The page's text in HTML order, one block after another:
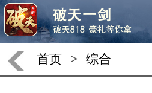
首页 > 综合